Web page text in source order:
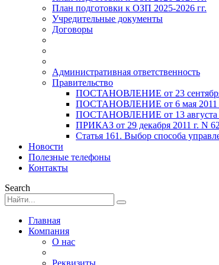
План подготовки к ОЗП 2025-2026 гг.
Учредительные документы
Договоры
Административная ответственность
Правительство
ПОСТАНОВЛЕНИЕ от 23 сентября
ПОСТАНОВЛЕНИЕ от 6 мая 2011
ПОСТАНОВЛЕНИЕ от 13 августа
ПРИКАЗ от 29 декабря 2011 г. N
Статья 161. Выбор способа
Новости
Полезные телефоны
Контакты
Search
Главная
Компания
О нас
Реквизиты